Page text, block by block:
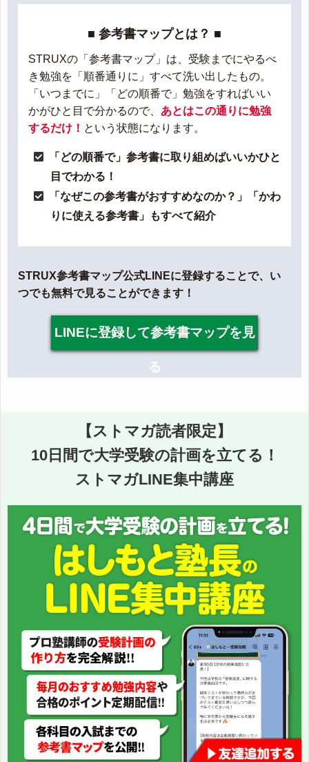
■ 参考書マップとは？ ■
STRUXの「参考書マップ」は、受験までにやるべ
き勉強を「順番通りに」すべて洗い出したもの。
「いつまでに」「どの順番で」勉強をすればいい
かがひと目で分かるので、 あとはこの通りに勉強
するだけ！ という状態になります。
「どの順番で」参考書に取り組めばいいかひと
目でわかる！
「なぜこの参考書がおすすめなのか？」「かわ
りに使える参考書」もすべて紹介
STRUX参考書マップ公式LINEに登録することで、い
つでも無料で見ることができます！
LINEに登録して参考書マップを見
る
【ストマガ読者限定】
10日間で大学受験の計画を立てる！
ストマガLINE集中講座